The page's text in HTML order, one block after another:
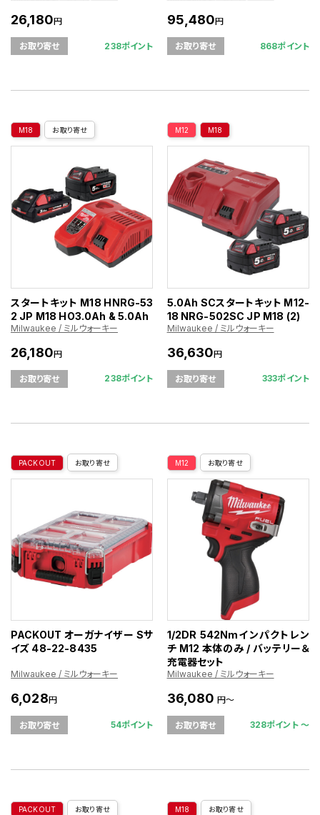
26,180円
お取り寄せ 238ポイント
95,480円
お取り寄せ 868ポイント
M18 お取り寄せ
スタートキット M18 HNRG-53
2 JP M18 HO3.0Ah & 5.0Ah
Milwaukee / ミルウォーキー
26,180円
お取り寄せ 238ポイント
M12 M18
5.0Ah SCスタートキット M12-
18 NRG-502SC JP M18 (2)
Milwaukee / ミルウォーキー
36,630円
お取り寄せ 333ポイント
PACKOUT お取り寄せ
PACKOUT オーガナイザー Sサ
イズ 48-22-8435
Milwaukee / ミルウォーキー
6,028円
お取り寄せ 54ポイント
M12 お取り寄せ
1/2DR 542Nmインパクトレン
チ M12 本体のみ / バッテリー＆
充電器セット
Milwaukee / ミルウォーキー
36,080 円～
お取り寄せ 328ポイント 〜
PACKOUT お取り寄せ M18 お取り寄せ